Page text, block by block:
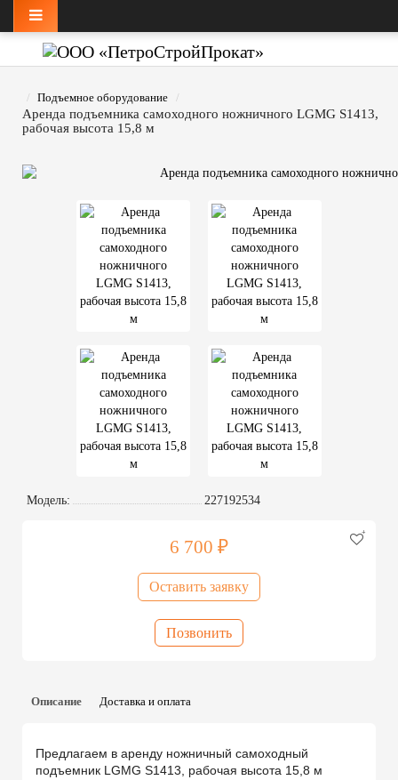
Подъемное оборудование
Аренда подъемника самоходного ножничного LGMG S1413,
рабочая высота 15,8 м
Модель: 227192534
6 700 ₽
Оставить заявку
Позвонить
Описание Доставка и оплата
Предлагаем в аренду ножничный самоходный
подъемник LGMG S1413, рабочая высота 15,8 м